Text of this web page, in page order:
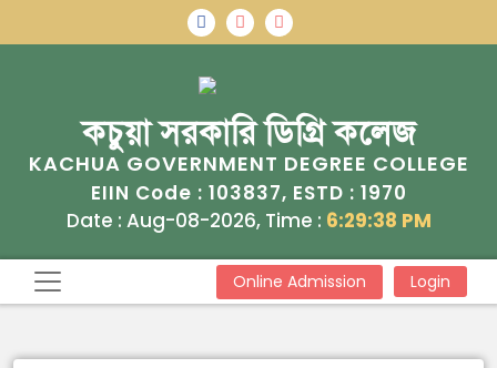
কচুয়া সরকারি ডিগ্রি কলেজ
KACHUA GOVERNMENT DEGREE COLLEGE
EIIN Code : 103837, ESTD : 1970
Date : Aug-08-2026, Time : 6:29:38 PM
Online Admission Login